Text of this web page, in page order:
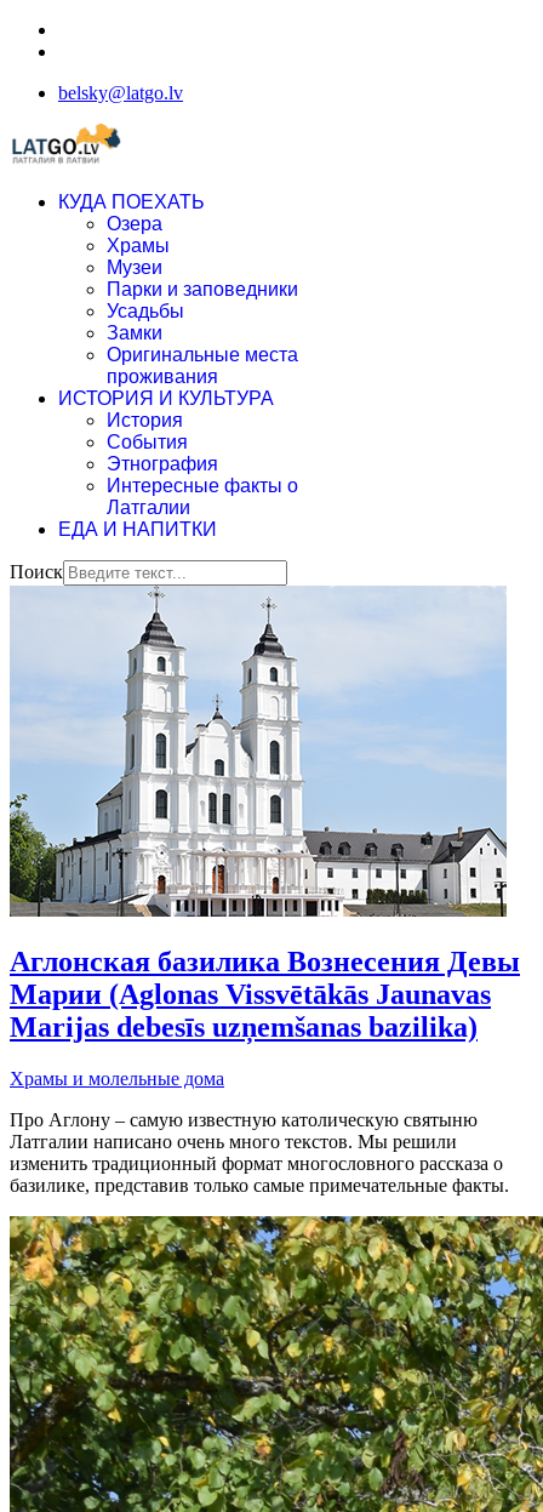
belsky@latgo.lv
КУДА ПОЕХАТЬ
Озера
Храмы
Музеи
Парки и заповедники
Усадьбы
Замки
Оригинальные места
проживания
ИСТОРИЯ И КУЛЬТУРА
История
События
Этнография
Интересные факты о
Латгалии
ЕДА И НАПИТКИ
Поиск
Аглонская базилика Вознесения Девы
Марии (Aglonas Vissvētākās Jaunavas
Marijas debesīs uzņemšanas bazilika)
Храмы и молельные дома
Про Аглону – самую известную католическую святыню
Латгалии написано очень много текстов. Мы решили
изменить традиционный формат многословного рассказа о
базилике, представив только самые примечательные факты.